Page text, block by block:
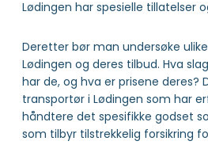
Lødingen har spesielle tillatelser
Deretter bør man undersøke
Lødingen og deres tilbud. Hva
har de, og hva er prisene deres?
transportør i Lødingen som har
håndtere det spesifikke godset
som tilbyr tilstrekkelig forsikring